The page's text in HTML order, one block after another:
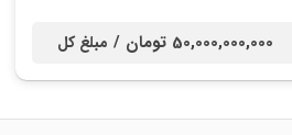
50,000,000,000 تومان / مبلغ کل